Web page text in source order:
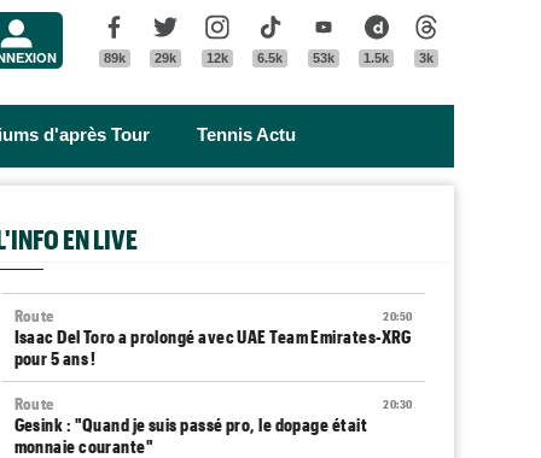
Facebook
89k
Twitter
29k
Instagram
12k
Tik Tok
6.5k
Youtube
53k
Dailymotion
1.5k 3k
d'après Tour Tennis Actu
EN LIVE
20:50
Route
Isaac Del Toro a prolongé avec UAE Team Emirates-XRG
pour 5 ans !
20:30
Route
Gesink : "Quand je suis passé pro, le dopage était
monnaie courante"